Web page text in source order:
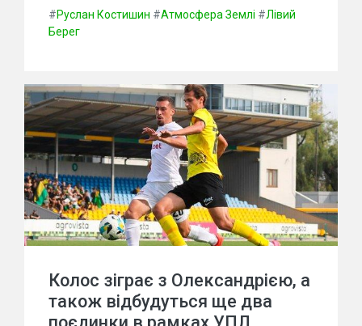
#Руслан Костишин #Атмосфера Землі #Лівий
Берег
Колос зіграє з Олександрією, а
також відбудуться ще два